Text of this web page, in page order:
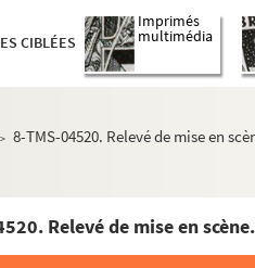
CIBLÉES
Imprimés
multimédia
> 8-TMS-04520. Relevé de mise en
Relevé de mise en
Maupassant, Jacques Normand.
My Love... Mon Amour :
Les mystères de Paris : drame
Busnach. Nana : pièce en 5 actes.
Meynet, Gabriel Didier. Napoléon :